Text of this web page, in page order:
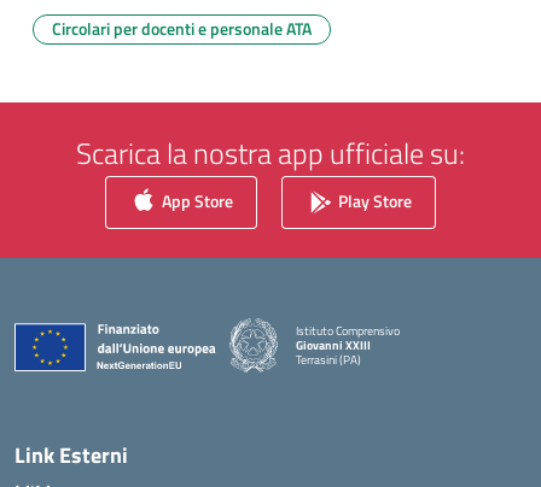
Circolari per docenti e personale ATA
Scarica la nostra app ufficiale su:
App Store Play Store
Istituto Comprensivo
Giovanni XXIII
Terrasini (PA)
Link Esterni